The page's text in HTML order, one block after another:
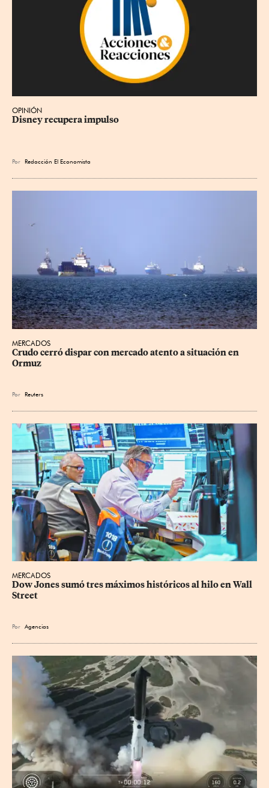
OPINIÓN
Disney recupera impulso
Por Redacción El Economista
MERCADOS
Crudo cerró dispar con mercado atento a situación en
Ormuz
Por Reuters
MERCADOS
Dow Jones sumó tres máximos históricos al hilo en Wall
Street
Por Agencias